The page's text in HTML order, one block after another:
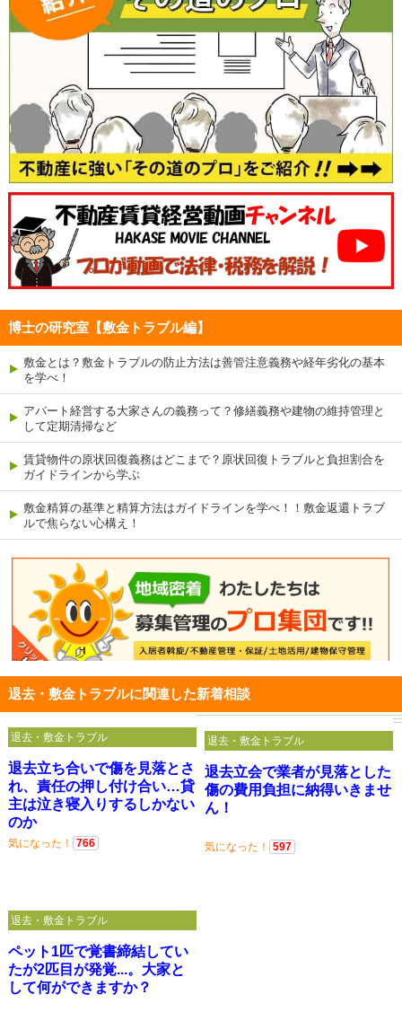
博士の研究室【敷金トラブル編】
敷金とは？敷金トラブルの防止方法は善管注意義務や経年劣化の基本
を学べ！
アパート経営する大家さんの義務って？修繕義務や建物の維持管理と
して定期清掃など
賃貸物件の原状回復義務はどこまで？原状回復トラブルと負担割合を
ガイドラインから学ぶ
敷金精算の基準と精算方法はガイドラインを学べ！！敷金返還トラブ
ルで焦らない心構え！
退去・敷金トラブルに関連した新着相談
退去立ち合いで傷を見落とさ
れ、責任の押し付け合い…貸
主は泣き寝入りするしかない
のか
気になった！ 766
退去・敷金トラブル
退去立会で業者が見落とした
傷の費用負担に納得いきませ
ん！
気になった！ 597
退去・敷金トラブル
ペット1匹で覚書締結してい
たが2匹目が発覚...。大家と
して何ができますか？
退去・敷金トラブル